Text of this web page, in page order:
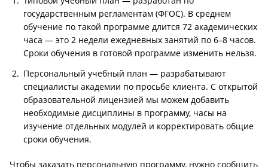
государственным регламентам (ФГОС). В среднем
обучение по такой программе длится 72 академических
часа — это 2 недели ежедневных занятий по 6–8 часов.
Сроки обучения в готовой программе изменить нельзя.
Персональный учебный план — разрабатывают
специалисты академии по просьбе клиента. С открытой
образовательной лицензией мы можем добавить
необходимые дисциплины в программу, часы на
изучение отдельных модулей и корректировать общие
сроки обучения.
Чтобы заказать персональную программу, нужно сообщить